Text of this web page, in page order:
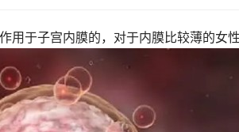
用于子宫内膜的，对于内膜比较薄的女